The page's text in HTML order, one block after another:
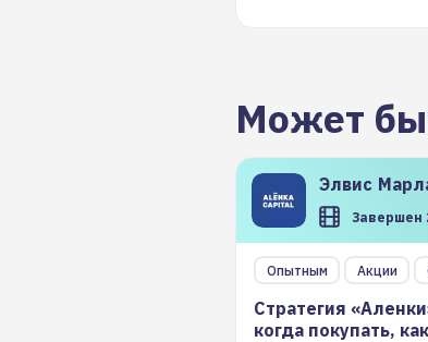
Может
Элвис
Завершен
Опытным Акции
Стратегия
когда покупать,